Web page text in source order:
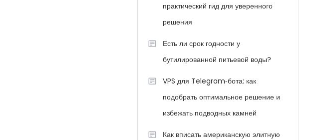
практический гид для уверенного
решения
Есть ли срок годности у
бутилированной питьевой воды?
VPS для Telegram‑бота: как
подобрать оптимальное решение и
избежать подводных камней
Как вписать американскую элитную